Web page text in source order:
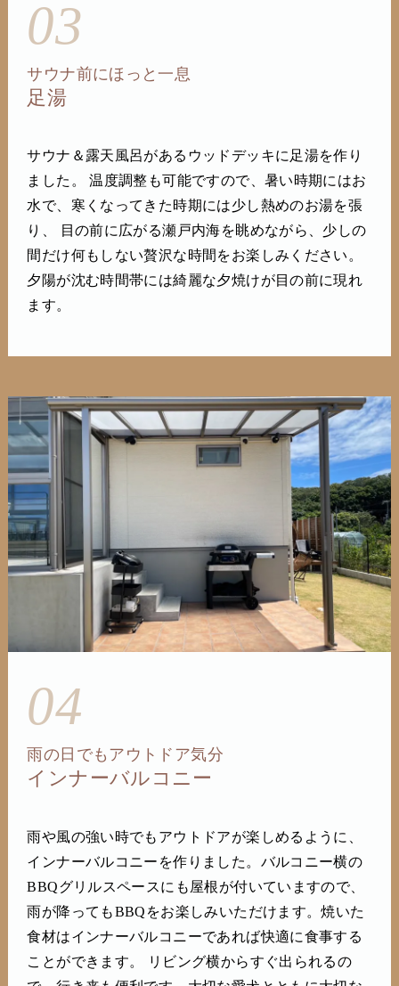
03
サウナ前にほっと一息
足湯
サウナ＆露天風呂があるウッドデッキに足湯を作り
ました。 温度調整も可能ですので、暑い時期にはお
水で、寒くなってきた時期には少し熱めのお湯を張
り、 目の前に広がる瀬戸内海を眺めながら、少しの
間だけ何もしない贅沢な時間をお楽しみください。
夕陽が沈む時間帯には綺麗な夕焼けが目の前に現れ
ます。
04
雨の日でもアウトドア気分
インナーバルコニー
雨や風の強い時でもアウトドアが楽しめるように、
インナーバルコニーを作りました。バルコニー横の
BBQグリルスペースにも屋根が付いていますので、
雨が降ってもBBQをお楽しみいただけます。焼いた
食材はインナーバルコニーであれば快適に食事する
ことができます。 リビング横からすぐ出られるの